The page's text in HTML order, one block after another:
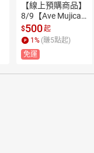
【線上預購商品】
8/9【Ave Mujica台
北追加公演】(舊
品) (包含會場特典)
[僅限信用卡付款]
$500起
1 % (賺5點起)
免運